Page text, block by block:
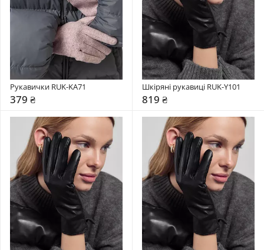
Рукавички RUK-KA71
379 ₴
Шкіряні рукавиці RUK-Y101
819 ₴